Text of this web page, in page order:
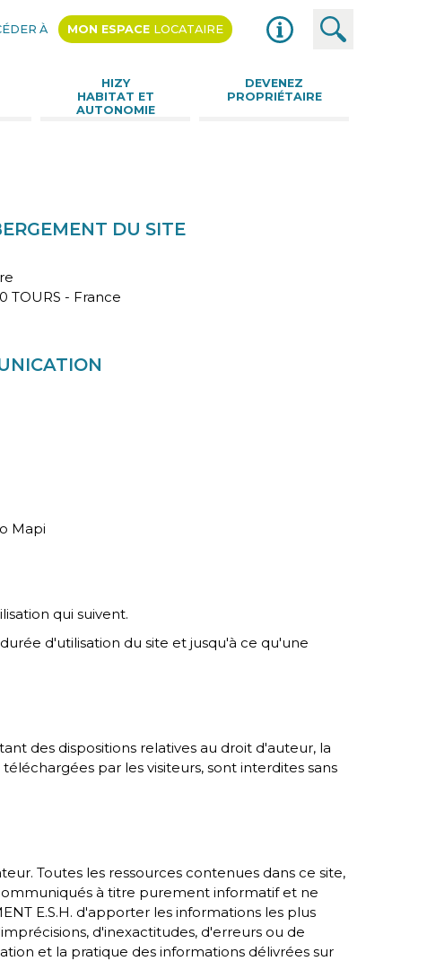
À MON ESPACE LOCATAIRE
HIZY
HABITAT ET
AUTONOMIE
DEVENEZ
PROPRIÉTAIRE
DU SITE
TOURS - France
Mapi
qui suivent.
d'utilisation du site et jusqu'à ce qu'une
des dispositions relatives au droit d'auteur, la
par les visiteurs, sont interdites sans
Toutes les ressources contenues dans ce site,
à titre purement informatif et ne
E.S.H. d'apporter les informations les plus
d'inexactitudes, d'erreurs ou de
et la pratique des informations délivrées sur